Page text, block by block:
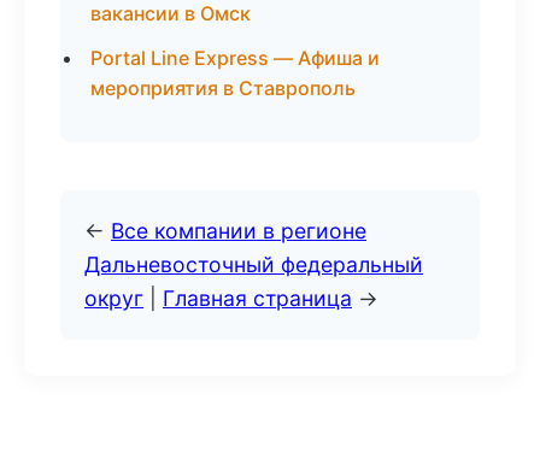
вакансии в Омск
Portal Line Express — Афиша и
мероприятия в Ставрополь
← Все компании в регионе
Дальневосточный федеральный
округ
Главная страница →